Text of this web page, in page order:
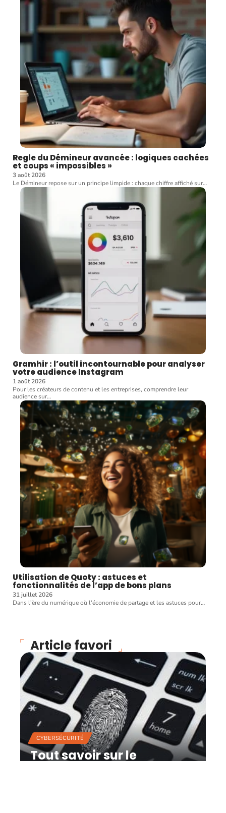
Regle du Démineur avancée : logiques cachées
et coups « impossibles »
3 août 2026
Le Démineur repose sur un principe limpide : chaque chiffre affiché sur…
Gramhir : l’outil incontournable pour analyser
votre audience Instagram
1 août 2026
Pour les créateurs de contenu et les entreprises, comprendre leur
audience sur…
Utilisation de Quoty : astuces et
fonctionnalités de l’app de bons plans
31 juillet 2026
Dans l'ère du numérique où l'économie de partage et les astuces pour…
Article favori
CYBERSÉCURITÉ
Tout savoir sur le